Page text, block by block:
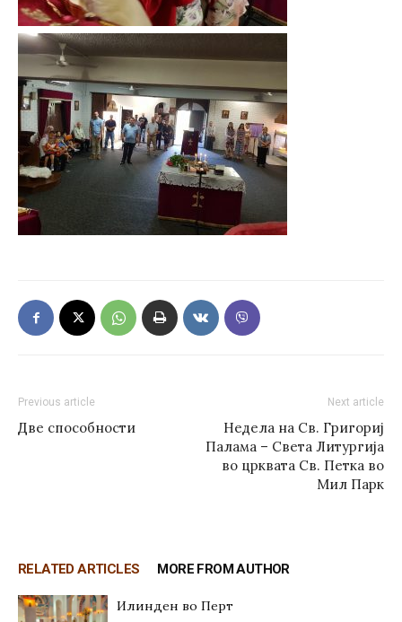
Previous article
Две способности
Next article
Недела на Св. Григориј
Палама – Света Литургија
во црквата Св. Петка во
Мил Парк
RELATED ARTICLES MORE FROM AUTHOR
Илинден во Перт